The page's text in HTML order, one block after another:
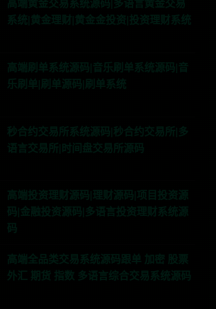
高端黄金交易系统源码|多语言黄金交易
系统|黄金理财|黄金金投资|投资理财系统
高端刷单系统源码|音乐刷单系统源码|音
乐刷单|刷单源码|刷单系统
秒合约交易所系统源码|秒合约交易所|多
语言交易所|时间盘交易所源码
高端投资理财源码|理财源码|项目投资源
码|金融投资源码|多语言投资理财系统源
码
高端全品类交易系统源码跟单 加密 股票
外汇 期货 指数 多语言综合交易系统源码